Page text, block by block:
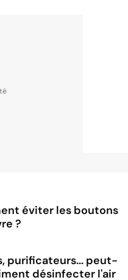
éviter les boutons
?
purificateurs... peut-
désinfecter l'air